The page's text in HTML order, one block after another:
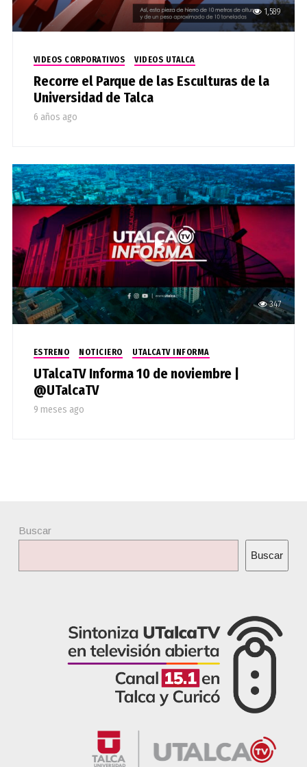
1,589
VIDEOS CORPORATIVOS VIDEOS UTALCA
Recorre el Parque de las Esculturas de la
Universidad de Talca
6 años ago
347
ESTRENO NOTICIERO UTALCATV INFORMA
UTalcaTV Informa 10 de noviembre |
@UTalcaTV
9 meses ago
Buscar
Buscar